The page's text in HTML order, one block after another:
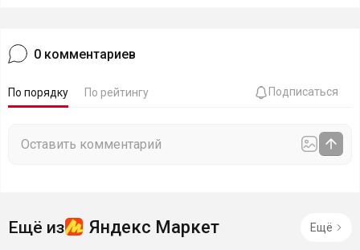
0 комментариев
По порядку По рейтингу Подписаться
Ещё из Яндекс Маркет Ещё